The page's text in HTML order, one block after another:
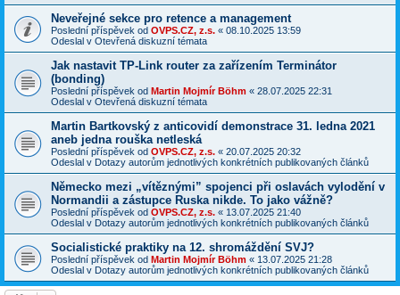
Neveřejné sekce pro retence a management
Poslední příspěvek od OVPS.CZ, z.s. « 08.10.2025 13:59
Odeslal v Otevřená diskuzní témata
Jak nastavit TP-Link router za zařízením Terminátor
(bonding)
Poslední příspěvek od Martin Mojmír Böhm « 28.07.2025 22:31
Odeslal v Otevřená diskuzní témata
Martin Bartkovský z anticovidí demonstrace 31. ledna 2021
aneb jedna rouška netleská
Poslední příspěvek od OVPS.CZ, z.s. « 20.07.2025 20:32
Odeslal v Dotazy autorům jednotlivých konkrétních publikovaných článků
Německo mezi „vítěznými” spojenci při oslavách vylodění v
Normandii a zástupce Ruska nikde. To jako vážně?
Poslední příspěvek od OVPS.CZ, z.s. « 13.07.2025 21:40
Odeslal v Dotazy autorům jednotlivých konkrétních publikovaných článků
Socialistické praktiky na 12. shromáždění SVJ?
Poslední příspěvek od Martin Mojmír Böhm « 13.07.2025 21:28
Odeslal v Dotazy autorům jednotlivých konkrétních publikovaných článků